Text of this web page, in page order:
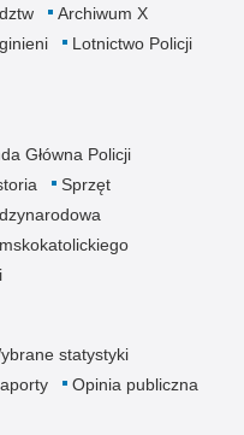
Archiwum X
Lotnictwo Policji
Główna Policji
Sprzęt
statystyki
Opinia publiczna